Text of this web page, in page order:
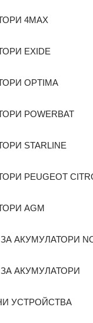
4MAX
EXIDE
OPTIMA
POWERBAT
STARLINE
PEUGEOT
AGM
АКУМУЛАТОРИ
АКУМУЛАТОРИ
УСТРОЙСТВА